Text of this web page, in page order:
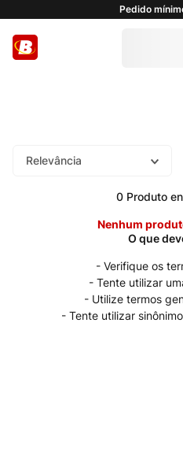
Pedido
Relevância
0 Produto
Nenhum
Verifique os
Tente utilizar
Utilize termos
Tente utilizar